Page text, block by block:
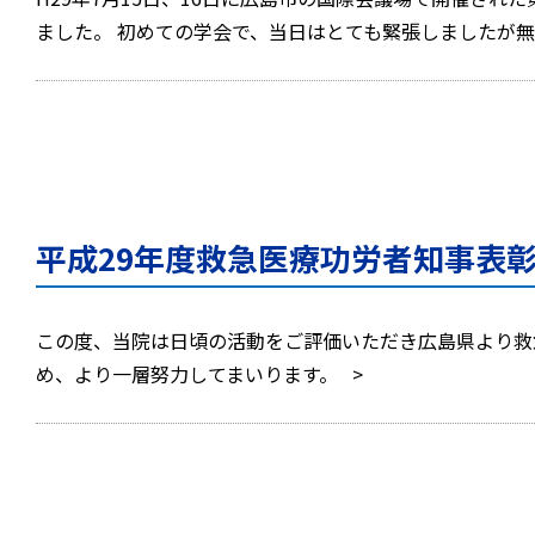
ました。 初めての学会で、当日はとても緊張しました
平成29年度救急医療功労者知事表
この度、当院は日頃の活動をご評価いただき広島県より
め、より一層努力してまいります。 >